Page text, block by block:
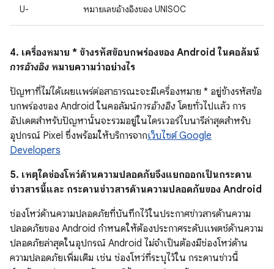
U- หมายเลขอ้างอิงของ UNISOC
4. เครื่องหมาย * ข้างรหัสข้อบกพร่องของ Android ในคอลัมน์
การอ้างอิง หมายความว่าอย่างไร
ปัญหาที่ไม่ได้เผยแพร่ต่อสาธารณะจะมีเครื่องหมาย * อยู่ข้างรหัสข้อ
บกพร่องของ Android ในคอลัมน์การอ้างอิง โดยทั่วไปแล้ว การ
อัปเดตสำหรับปัญหานั้นจะรวมอยู่ในไดรเวอร์ไบนารีล่าสุดสำหรับ
อุปกรณ์ Pixel ซึ่งพร้อมให้บริการจากเว็บไซต์ Google
Developers
5. เหตุใดช่องโหว่ด้านความปลอดภัยจึงแยกออกเป็นกระดาน
ข่าวสารนี้และ กระดานข่าวสารด้านความปลอดภัยของ Android
ช่องโหว่ด้านความปลอดภัยที่บันทึกไว้ในประกาศข่าวสารด้านความ
ปลอดภัยของ Android กำหนดให้ต้องประกาศระดับแพตช์ด้านความ
ปลอดภัยล่าสุดในอุปกรณ์ Android ไม่จำเป็นต้องมีช่องโหว่ด้าน
ความปลอดภัยเพิ่มเติม เช่น ช่องโหว่ที่ระบุไว้ใน กระดานข่าวนี้